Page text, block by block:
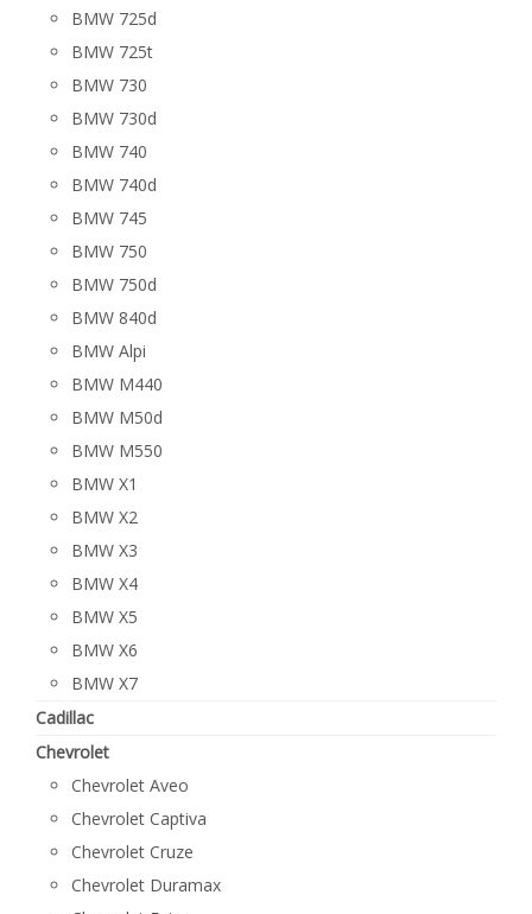
BMW 725d
BMW 725t
BMW 730
BMW 730d
BMW 740
BMW 740d
BMW 745
BMW 750
BMW 750d
BMW 840d
BMW Alpi
BMW M440
BMW M50d
BMW M550
BMW X1
BMW X2
BMW X3
BMW X4
BMW X5
BMW X6
BMW X7
Cadillac
Chevrolet
Chevrolet Aveo
Chevrolet Captiva
Chevrolet Cruze
Chevrolet Duramax